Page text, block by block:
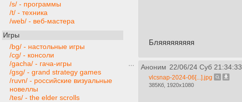
/s/ - программы
/t/ - техника
/web/ - веб-мастера
Игры
/bg/ - настольные игры
/cg/ - консоли
/gacha/ - гача-игры
/gsg/ - grand strategy games
/ruvn/ - российские визуальные
новеллы
/tes/ - the elder scrolls
Бляяяяяяяяя
Аноним 22/06/24 Суб 21:34:33
vlcsnap-2024-06[...].jpg
385Кб, 1920x1080